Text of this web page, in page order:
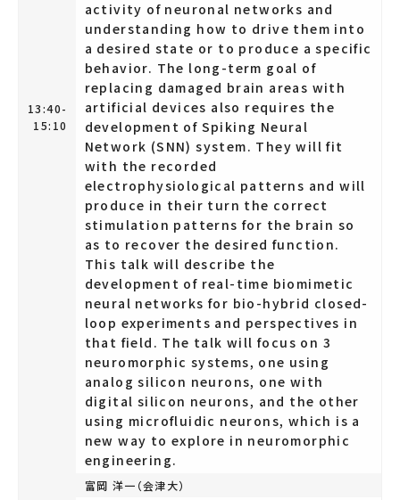
13:40-
15:10
activity of neuronal networks and
understanding how to drive them into
a desired state or to produce a specific
behavior. The long-term goal of
replacing damaged brain areas with
artificial devices also requires the
development of Spiking Neural
Network (SNN) system. They will fit
with the recorded
electrophysiological patterns and will
produce in their turn the correct
stimulation patterns for the brain so
as to recover the desired function.
This talk will describe the
development of real-time biomimetic
neural networks for bio-hybrid closed-
loop experiments and perspectives in
that field. The talk will focus on 3
neuromorphic systems, one using
analog silicon neurons, one with
digital silicon neurons, and the other
using microfluidic neurons, which is a
new way to explore in neuromorphic
engineering.
富岡 洋一（会津大）